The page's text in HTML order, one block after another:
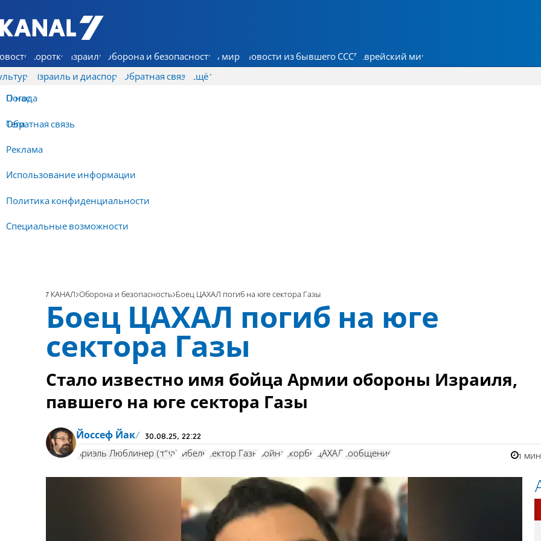
7 КАНАЛ - Аруц Шева
Коротко Израиль Оборона и безопасность В мире Новости из бывшего СССР Еврейский мир
Израиль и диаспора Обратная связь
О нас
Обратная связь
Реклама
Использование информации
Политика конфиденциальности
Специальные возможности
Ещё
Погода
Теги
7 КАНАЛ Оборона и безопасность Боец ЦАХАЛ погиб на юге сектора Газы
Боец ЦАХАЛ погиб на юге
сектора Газы
Стало известно имя бойца Армии обороны Израиля,
павшего на юге сектора Газы
Йоссеф Йак 30.08.25, 22:22
Ариэль Люблинер (הי"ד) гибель сектор Газы война скорбь ЦАХАЛ сообщение 1